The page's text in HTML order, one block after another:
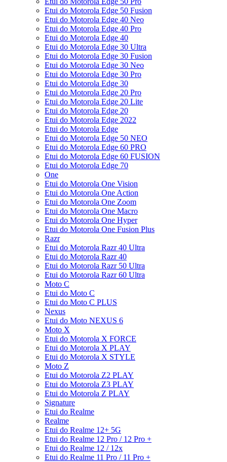
Etui do Motorola Edge 50 Fusion
Etui do Motorola Edge 40 Neo
Etui do Motorola Edge 40 Pro
Etui do Motorola Edge 40
Etui do Motorola Edge 30 Ultra
Etui do Motorola Edge 30 Fusion
Etui do Motorola Edge 30 Neo
Etui do Motorola Edge 30 Pro
Etui do Motorola Edge 30
Etui do Motorola Edge 20 Pro
Etui do Motorola Edge 20 Lite
Etui do Motorola Edge 20
Etui do Motorola Edge 2022
Etui do Motorola Edge
Etui do Motorola Edge 50 NEO
Etui do Motorola Edge 60 PRO
Etui do Motorola Edge 60 FUSION
Etui do Motorola Edge 70
One
Etui do Motorola One Vision
Etui do Motorola One Action
Etui do Motorola One Zoom
Etui do Motorola One Macro
Etui do Motorola One Hyper
Etui do Motorola One Fusion Plus
Razr
Etui do Motorola Razr 40 Ultra
Etui do Motorola Razr 40
Etui do Motorola Razr 50 Ultra
Etui do Motorola Razr 60 Ultra
Moto C
Etui do Moto C
Etui do Moto C PLUS
Nexus
Etui do Moto NEXUS 6
Moto X
Etui do Motorola X FORCE
Etui do Motorola X PLAY
Etui do Motorola X STYLE
Moto Z
Etui do Motorola Z2 PLAY
Etui do Motorola Z3 PLAY
Etui do Motorola Z PLAY
Signature
Etui do Realme
Realme
Etui do Realme 12+ 5G
Etui do Realme 12 Pro / 12 Pro +
Etui do Realme 12 / 12x
Etui do Realme 11 Pro / 11 Pro +